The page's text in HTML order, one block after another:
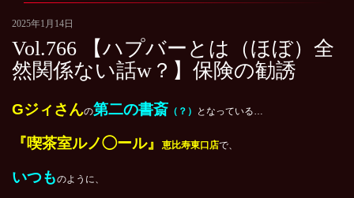
2025年1月14日
Vol.766 【ハプバーとは（ほぼ）全
然関係ない話w？】保険の勧誘
Gジィさんの第二の書斎 （？） となっている…
『喫茶室ルノ◯ール』 恵比寿東口店で、
いつものように、